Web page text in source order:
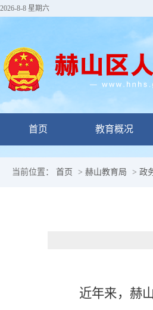
2026-8-8 星期六
首页 教育概况
当前位置： 首页 > 赫山教育局 > 政
近年来，赫